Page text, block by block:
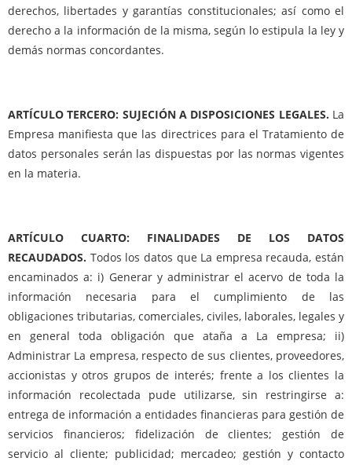
derechos, libertades y garantías constitucionales; así como el
derecho a la información de la misma, según lo estipula la ley y
demás normas concordantes.
ARTÍCULO TERCERO: SUJECIÓN A DISPOSICIONES LEGALES. La
Empresa manifiesta que las directrices para el Tratamiento de
datos personales serán las dispuestas por las normas vigentes
en la materia.
ARTÍCULO CUARTO: FINALIDADES DE LOS DATOS
RECAUDADOS. Todos los datos que La empresa recauda, están
encaminados a: i) Generar y administrar el acervo de toda la
información necesaria para el cumplimiento de las
obligaciones tributarias, comerciales, civiles, laborales, legales y
en general toda obligación que ataña a La empresa; ii)
Administrar La empresa, respecto de sus clientes, proveedores,
accionistas y otros grupos de interés; frente a los clientes la
información recolectada pude utilizarse, sin restringirse a:
entrega de información a entidades financieras para gestión de
servicios financieros; fidelización de clientes; gestión de
servicio al cliente; publicidad; mercadeo; gestión y contacto